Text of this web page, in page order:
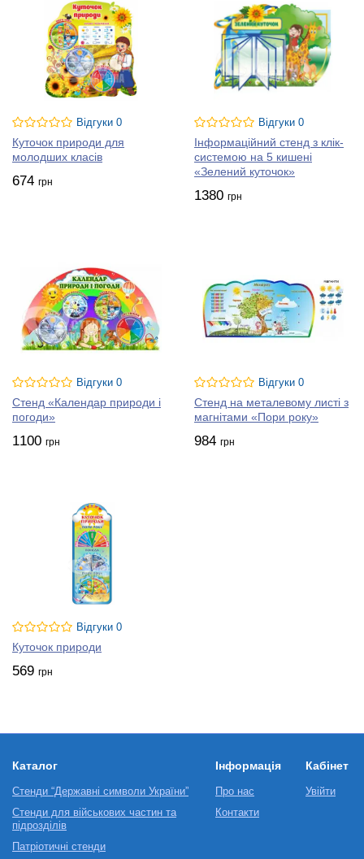
Відгуки 0
Куточок природи для
молодших класів
674 грн
Відгуки 0
Інформаційний стенд з клік-
системою на 5 кишені
«Зелений куточок»
1380 грн
Відгуки 0
Стенд «Календар природи і
погоди»
1100 грн
Відгуки 0
Стенд на металевому листі з
магнітами «Пори року»
984 грн
Відгуки 0
Куточок природи
569 грн
Каталог
Стенди “Державні символи України”
Стенди для військових частин та
підрозділів
Патріотичні стенди
Інформація
Про нас
Контакти
Кабінет
Увійти